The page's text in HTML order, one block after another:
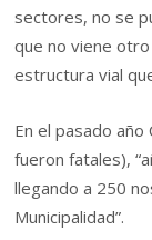
sectores, no se
que no viene
estructura vial
En el pasado año
fueron fatales),
llegando a 250
Municipalidad”.